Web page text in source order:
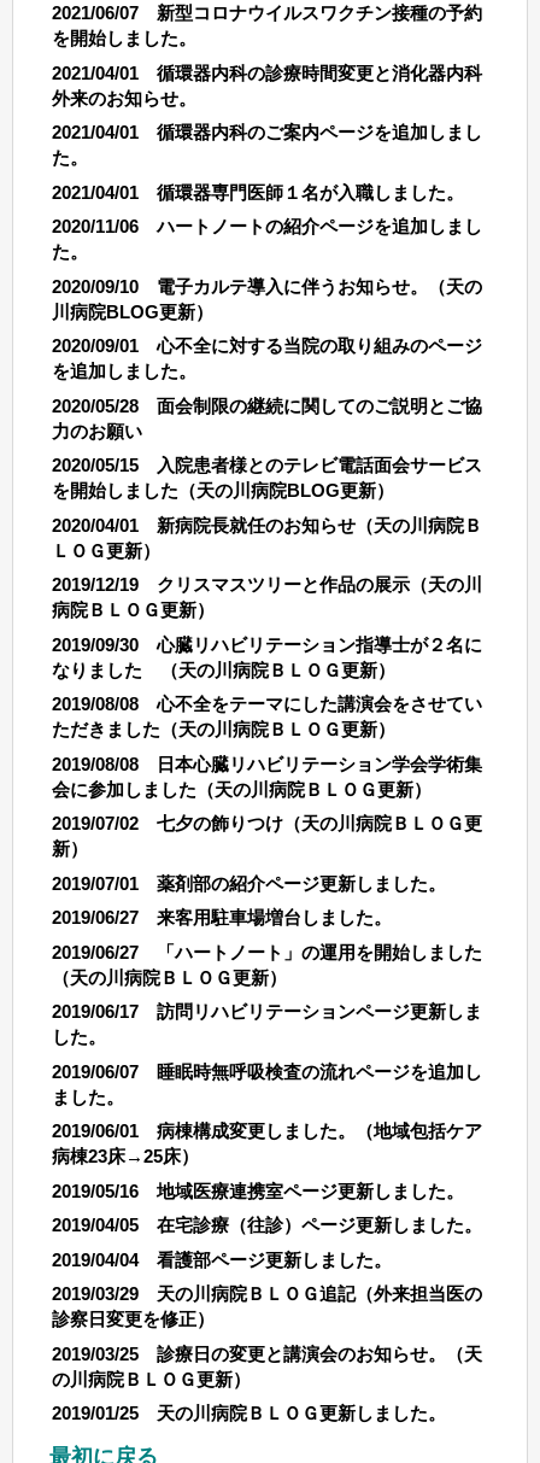
2021/06/07 新型コロナウイルスワクチン接種の予約
を開始しました。
2021/04/01 循環器内科の診療時間変更と消化器内科
外来のお知らせ。
2021/04/01 循環器内科のご案内ページを追加しまし
た。
2021/04/01 循環器専門医師１名が入職しました。
2020/11/06 ハートノートの紹介ページを追加しまし
た。
2020/09/10 電子カルテ導入に伴うお知らせ。（天の
川病院BLOG更新）
2020/09/01 心不全に対する当院の取り組みのページ
を追加しました。
2020/05/28 面会制限の継続に関してのご説明とご協
力のお願い
2020/05/15 入院患者様とのテレビ電話面会サービス
を開始しました（天の川病院BLOG更新）
2020/04/01 新病院長就任のお知らせ（天の川病院Ｂ
ＬＯＧ更新）
2019/12/19 クリスマスツリーと作品の展示（天の川
病院ＢＬＯＧ更新）
2019/09/30 心臓リハビリテーション指導士が２名に
なりました （天の川病院ＢＬＯＧ更新）
2019/08/08 心不全をテーマにした講演会をさせてい
ただきました（天の川病院ＢＬＯＧ更新）
2019/08/08 日本心臓リハビリテーション学会学術集
会に参加しました（天の川病院ＢＬＯＧ更新）
2019/07/02 七夕の飾りつけ（天の川病院ＢＬＯＧ更
新）
2019/07/01 薬剤部の紹介ページ更新しました。
2019/06/27 来客用駐車場増台しました。
2019/06/27 「ハートノート」の運用を開始しました
（天の川病院ＢＬＯＧ更新）
2019/06/17 訪問リハビリテーションページ更新しま
した。
2019/06/07 睡眠時無呼吸検査の流れページを追加し
ました。
2019/06/01 病棟構成変更しました。（地域包括ケア
病棟23床→25床）
2019/05/16 地域医療連携室ページ更新しました。
2019/04/05 在宅診療（往診）ページ更新しました。
2019/04/04 看護部ページ更新しました。
2019/03/29 天の川病院ＢＬＯＧ追記（外来担当医の
診察日変更を修正）
2019/03/25 診療日の変更と講演会のお知らせ。（天
の川病院ＢＬＯＧ更新）
2019/01/25 天の川病院ＢＬＯＧ更新しました。
最初に戻る